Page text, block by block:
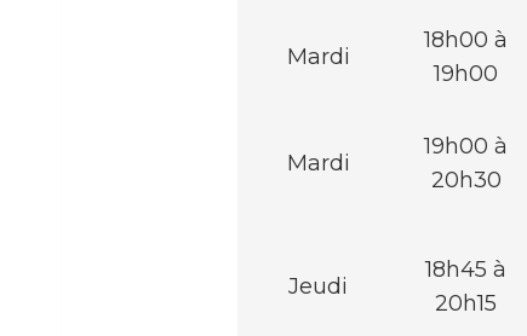
Mardi
18h00 à
19h00
Mardi
19h00 à
20h30
Jeudi
18h45 à
20h15